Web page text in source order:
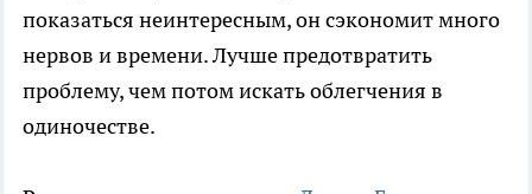
показаться неинтересным, он сэкономит много
нервов и времени. Лучше предотвратить
проблему, чем потом искать облегчения в
одиночестве.